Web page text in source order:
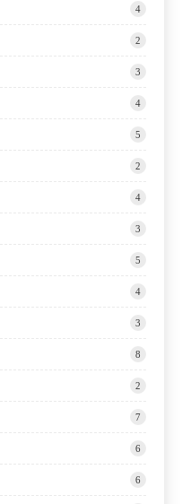
4
2
3
4
5
2
4
3
5
4
3
8
2
7
6
6